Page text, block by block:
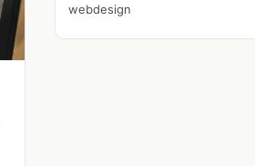
webdesign